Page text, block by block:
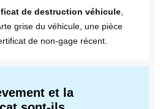
de destruction véhicule
grise du véhicule, une pièce
de non-gage récent.
et la